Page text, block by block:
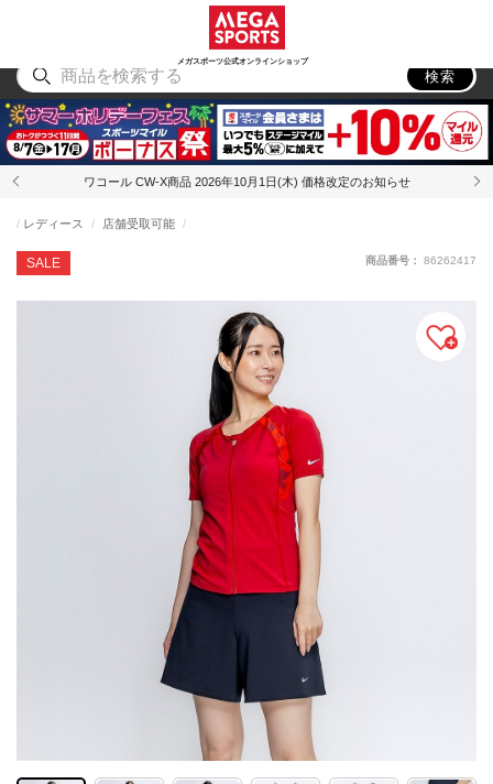
メガスポーツ公式オンラインショップ
アウトドア
検索
ワコール CW-X商品 2026年10月1日(木) 価格改定のお知らせ
SALE
レディース 店舗受取可能
商品番号： 86262417